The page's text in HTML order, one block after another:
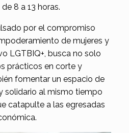
8 a 13 horas.
por el compromiso
de mujeres y
LGTBIQ+, busca no solo
prácticos en corte y
fomentar un espacio de
solidario al mismo tiempo
catapulte a las egresadas